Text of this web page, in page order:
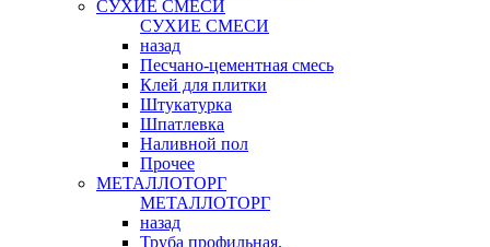
СУХИЕ СМЕСИ
СУХИЕ СМЕСИ
назад
Песчано-цементная смесь
Клей для плитки
Штукатурка
Шпатлевка
Наливной пол
Прочее
МЕТАЛЛОТОРГ
МЕТАЛЛОТОРГ
назад
Труба профильная.